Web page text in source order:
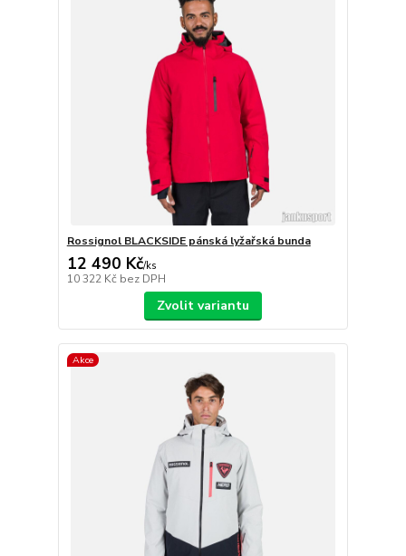
Rossignol BLACKSIDE pánská lyžařská bunda
12 490 Kč/ks
10 322 Kč bez DPH
Zvolit variantu
Akce